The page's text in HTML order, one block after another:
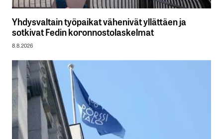
Yhdysvaltain työpaikat vähenivät yllättäen ja
sotkivat Fedin koronnostolaskelmat
8.8.2026